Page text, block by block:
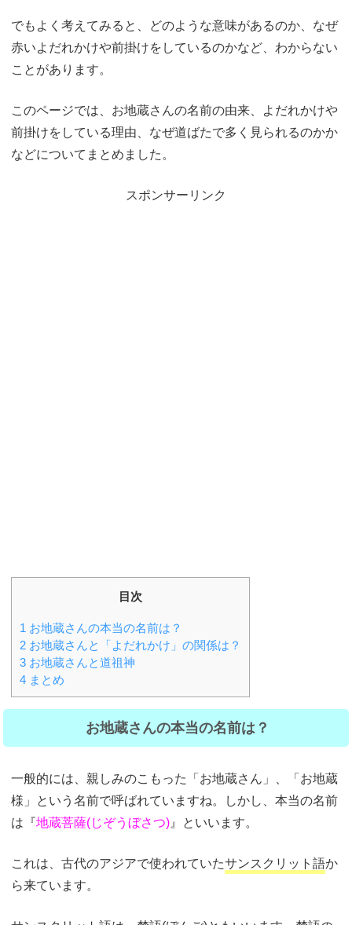
でもよく考えてみると、どのような意味があるのか、なぜ
赤いよだれかけや前掛けをしているのかなど、わからない
ことがあります。
このページでは、お地蔵さんの名前の由来、よだれかけや
前掛けをしている理由、なぜ道ばたで多く見られるのかか
などについてまとめました。
スポンサーリンク
目次
1 お地蔵さんの本当の名前は？
2 お地蔵さんと「よだれかけ」の関係は？
3 お地蔵さんと道祖神
4 まとめ
お地蔵さんの本当の名前は？
一般的には、親しみのこもった「お地蔵さん」、「お地蔵
様」という名前で呼ばれていますね。しかし、本当の名前
は『地蔵菩薩(じぞうぼさつ) 』といいます。
これは、古代のアジアで使われていたサンスクリット語か
ら来ています。